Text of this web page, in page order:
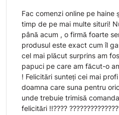
Fac comenzi online pe
timp de pe mai multe situri!
până acum , o firmă foarte
produsul este exact cum îl
cel mai plăcut surprins am
papuci pe care am făcut-o
! Felicitări sunteți cei mai
doamna care suna pentru
unde trebuie trimisă
felicitări !!????